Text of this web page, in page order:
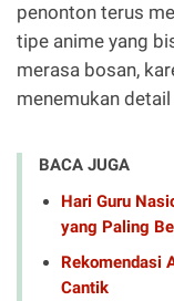
penonton terus
tipe anime yang
merasa bosan,
menemukan
BACA JUGA
Hari Guru
yang Paling
Rekomendasi
Cantik